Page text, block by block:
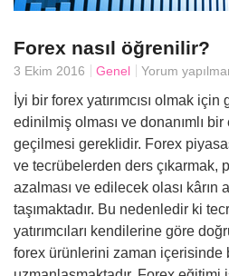
El Yapımı Ürünler
Yemek
Forex nasıl öğrenilir?
3 Ekim 2016 Genel Yorum
İyi bir forex yatırımcısı olmak
edinilmiş olması ve donanımlı
geçilmesi gereklidir. Forex
ve tecrübelerden ders çıkarmak,
azalması ve edilecek olası kârın
taşımaktadır. Bu nedenledir ki
yatırımcıları kendilerine göre
forex ürünlerini zaman içerisinde